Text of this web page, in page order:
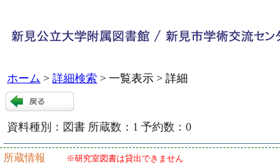
ホーム > 詳細検索 > 一覧表示 > 詳細
資料種別： 図書 所蔵数： 1 予約数： 0
所蔵情報 ※研究室図書は貸出できません